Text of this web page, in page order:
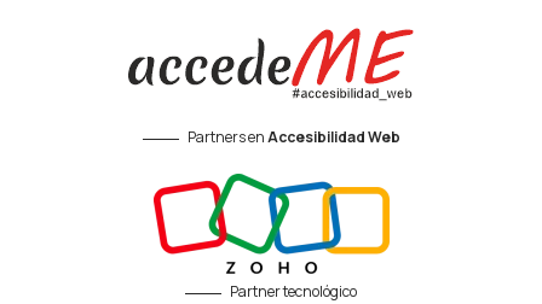
Partners enAccesibilidad Web
Partner tecnológico